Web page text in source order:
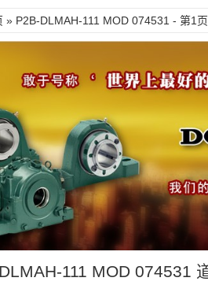
» P2B-DLMAH-111 MOD 074531 - 第1页